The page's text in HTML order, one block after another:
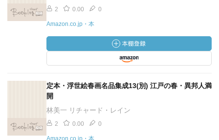
2 0.00 0
Amazon.co.jp・本
定本・浮世絵春画名品集成13(別) 江戸の春・異邦人満
開
林美一 リチャード・レイン
2 0.00 0
Amazon.co.jp・本